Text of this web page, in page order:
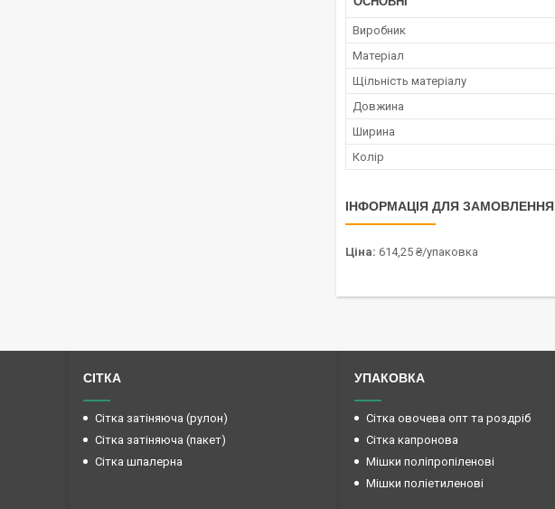
Виробник
Матеріал
Щільність матеріалу
Довжина
Ширина
Колір
ІНФОРМАЦІЯ ДЛЯ ЗАМОВЛЕННЯ
Ціна: 614,25 ₴/упаковка
СІТКА
Сітка затіняюча (рулон)
Сітка затіняюча (пакет)
Сітка шпалерна
УПАКОВКА
Сітка овочева опт та роздріб
Сітка капронова
Мішки поліпропіленові
Мішки поліетиленові